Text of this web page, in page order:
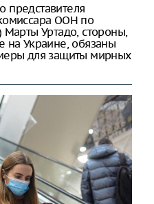
ООН по
Уртадо, стороны,
на Украине, обязаны
для защиты мирных